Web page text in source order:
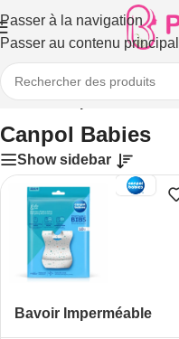
Passer à la navigation
Passer au contenu principal
Accueil/Canpol Babies
Canpol Babies
Show sidebar
Bavoir Imperméable